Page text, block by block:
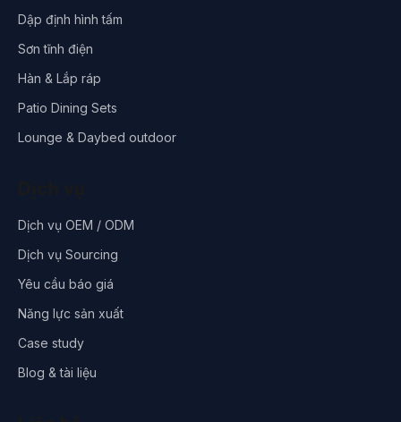
Dập định hình tấm
Sơn tĩnh điện
Hàn & Lắp ráp
Patio Dining Sets
Lounge & Daybed outdoor
Dịch vụ OEM / ODM
Dịch vụ Sourcing
Yêu cầu báo giá
Năng lực sản xuất
Case study
Blog & tài liệu